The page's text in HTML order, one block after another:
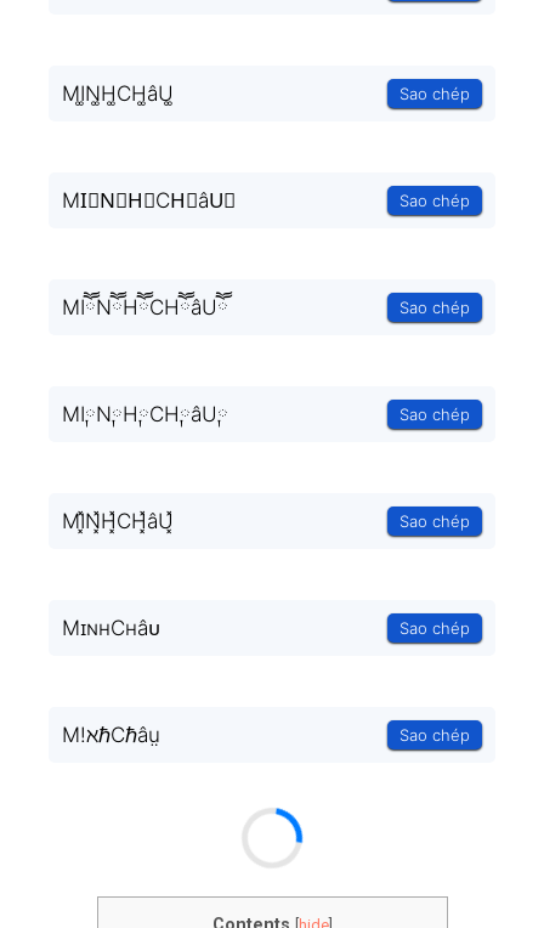
MI͚N͚H͚CH͚âU͚ Sao chép
MI⃒N⃒H⃒CH⃒âU⃒ Sao chép
MIཽNཽHཽCHཽâUཽ Sao chép
MI༙N༙H༙CH༙âU༙ Sao chép
MI͓̽N͓̽H͓̽CH͓̽âU͓̽ Sao chép
MɪɴʜCʜâᴜ Sao chép
M!ℵℏCℏâṳ Sao chép